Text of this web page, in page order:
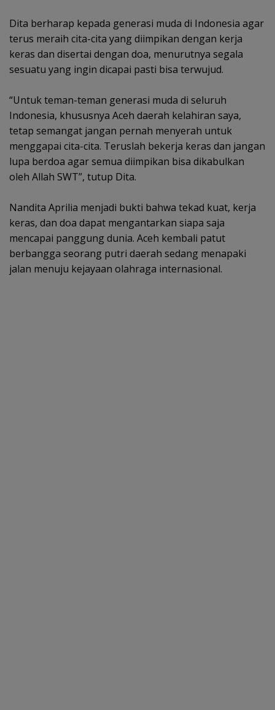
‎Dita berharap kepada generasi muda di Indonesia agar
terus meraih cita-cita yang diimpikan dengan kerja
keras dan disertai dengan doa, menurutnya segala
sesuatu yang ingin dicapai pasti bisa terwujud.
‎“Untuk teman-teman generasi muda di seluruh
Indonesia, khususnya Aceh daerah kelahiran saya,
tetap semangat jangan pernah menyerah untuk
menggapai cita-cita. Teruslah bekerja keras dan jangan
lupa berdoa agar semua diimpikan bisa dikabulkan
oleh Allah SWT”, tutup Dita.
‎Nandita Aprilia menjadi bukti bahwa tekad kuat, kerja
keras, dan doa dapat mengantarkan siapa saja
mencapai panggung dunia. Aceh kembali patut
berbangga seorang putri daerah sedang menapaki
jalan menuju kejayaan olahraga internasional.